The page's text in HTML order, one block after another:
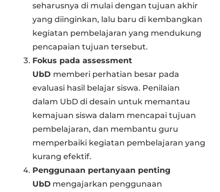
seharusnya di mulai dengan tujuan akhir
yang diinginkan, lalu baru di kembangkan
kegiatan pembelajaran yang mendukung
pencapaian tujuan tersebut.
Fokus pada assessment
UbD memberi perhatian besar pada
evaluasi hasil belajar siswa. Penilaian
dalam UbD di desain untuk memantau
kemajuan siswa dalam mencapai tujuan
pembelajaran, dan membantu guru
memperbaiki kegiatan pembelajaran yang
kurang efektif.
Penggunaan pertanyaan penting
UbD mengajarkan penggunaan